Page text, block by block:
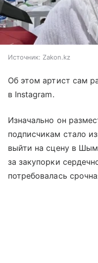
Источник: Zakon.kz
Об этом артист сам
в Instagram.
Изначально он
подписчикам стало
выйти на сцену в
за закупорки
потребовалась